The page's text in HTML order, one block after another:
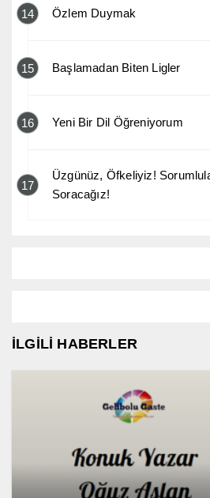
14 Özlem Duymak
15 Başlamadan Biten Ligler
16 Yeni Bir Dil Öğreniyorum
17
Üzgünüz, Öfkeliyiz!
Soracağız!
İLGİLİ HABERLER